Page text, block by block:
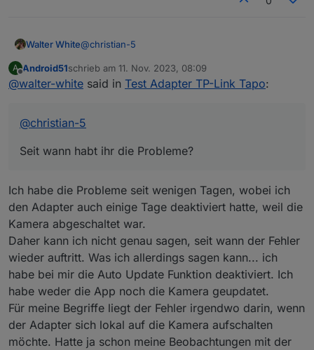
Walter White@christian-5
Seit wann habt ihr die Probleme?
Habe das leider erst jetzt bemerkt, aber es gab ja
bekommt auch alle paar Tage updates (Android).
Kamera auch ein Firmware Update, ob die c110
Also sollten die Fehler nicht unsererseits sein,
könnte ich mir denken dass es mit der
Überarbeitung der App zu tun hat?
A
Offline
Android51schrieb am 11. Nov. 2023, 08:09
zuletzt editiert von
@walter-white said in Test Adapter TP-Link Tapo:
@christian-5
Seit wann habt ihr die Probleme?
Ich habe die Probleme seit wenigen Tagen, wobei ich
den Adapter auch einige Tage deaktiviert hatte, weil die
Kamera abgeschaltet war.
Daher kann ich nicht genau sagen, seit wann der Fehler
wieder auftritt. Was ich allerdings sagen kann... ich
habe bei mir die Auto Update Funktion deaktiviert. Ich
habe weder die App noch die Kamera geupdatet.
Für meine Begriffe liegt der Fehler irgendwo darin, wenn
der Adapter sich lokal auf die Kamera aufschalten
möchte. Hatte ja schon meine Beobachtungen mit der